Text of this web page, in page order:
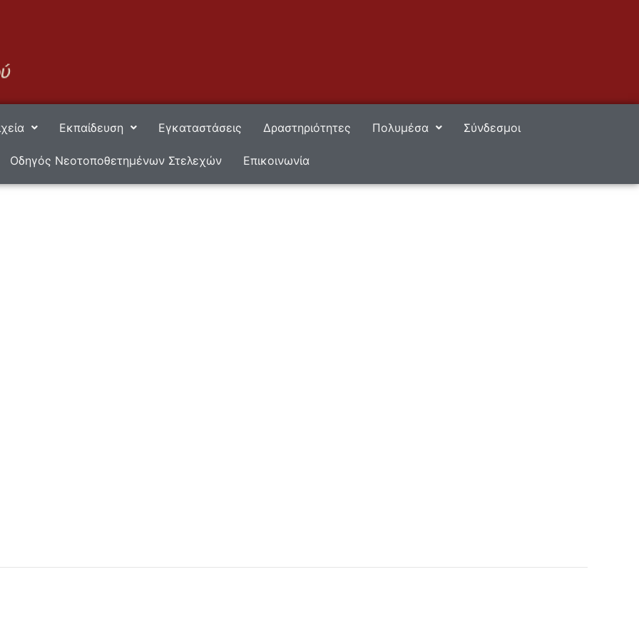
Εκπαίδευση Εγκαταστάσεις Δραστηριότητες Πολυμέσα Σύνδεσμοι
Οδηγός Νεοτοποθετημένων Στελεχών Επικοινωνία